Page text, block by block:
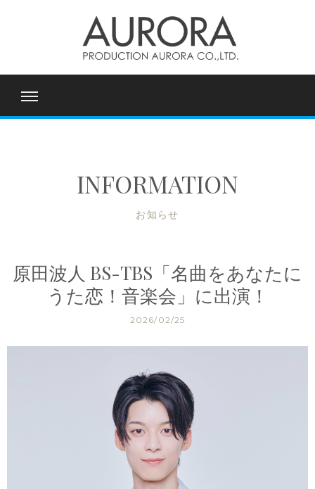
INFORMATION
お知らせ
原田波人 BS-TBS「名曲をあなたに
うた恋！音楽会」に出演！
2026/02/25